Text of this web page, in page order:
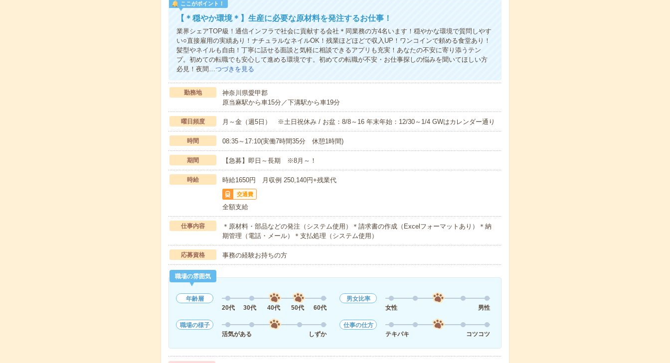
ここがポイント！
【＊穏やか環境＊】生産に必要な原材料を発注するお仕事！
業界シェアTOP級！通信インフラで社会に貢献する会社＊同業務の方4名います！穏やかな環境で質問しやす
い○直接雇用の実績あり！ナチュラルなネイルOK！残業ほどほどで収入UP！ワンコインで頼める食堂あり！
髪型やネイルも自由！丁寧に話せる面談と気軽に相談できるアプリも充実！あなたの不安に寄り添うテン
プ。初めての転職でも安心して進める環境です。初めての転職が不安・お仕事探しの悩みを聞いてほしい方
必見！夜間…つづきを見る
勤務地
神奈川県愛甲郡
原当麻駅から車15分／下溝駅から車19分
曜日頻度 月～金（週5日） ※土日祝休み / お盆：8/8～16 年末年始：12/30～1/4 GWはカレンダー通り
時間 08:35～17:10(実働7時間35分 休憩1時間)
期間 【急募】即日～長期 ※8月～！
時給 時給1650円 月収例 250,140円+残業代
交通費
全額支給
仕事内容
＊原材料・部品などの発注（システム使用）＊請求書の作成（Excelフォーマットあり）＊納
期管理（電話・メール）＊支払処理（システム使用）
応募資格 事務の経験お持ちの方
職場の雰囲気
年齢層
20代
30代 40代 50代 60代
男女比率
女性
男性
職場の様子
活気がある
しずか
仕事の仕方
テキパキ
コツコツ